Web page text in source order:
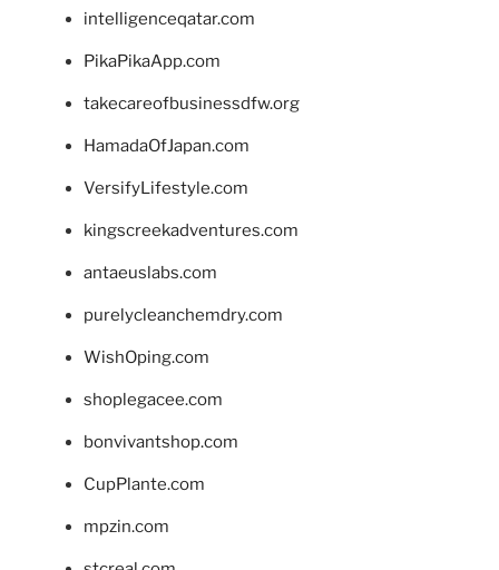
intelligenceqatar.com
PikaPikaApp.com
takecareofbusinessdfw.org
HamadaOfJapan.com
VersifyLifestyle.com
kingscreekadventures.com
antaeuslabs.com
purelycleanchemdry.com
WishOping.com
shoplegacee.com
bonvivantshop.com
CupPlante.com
mpzin.com